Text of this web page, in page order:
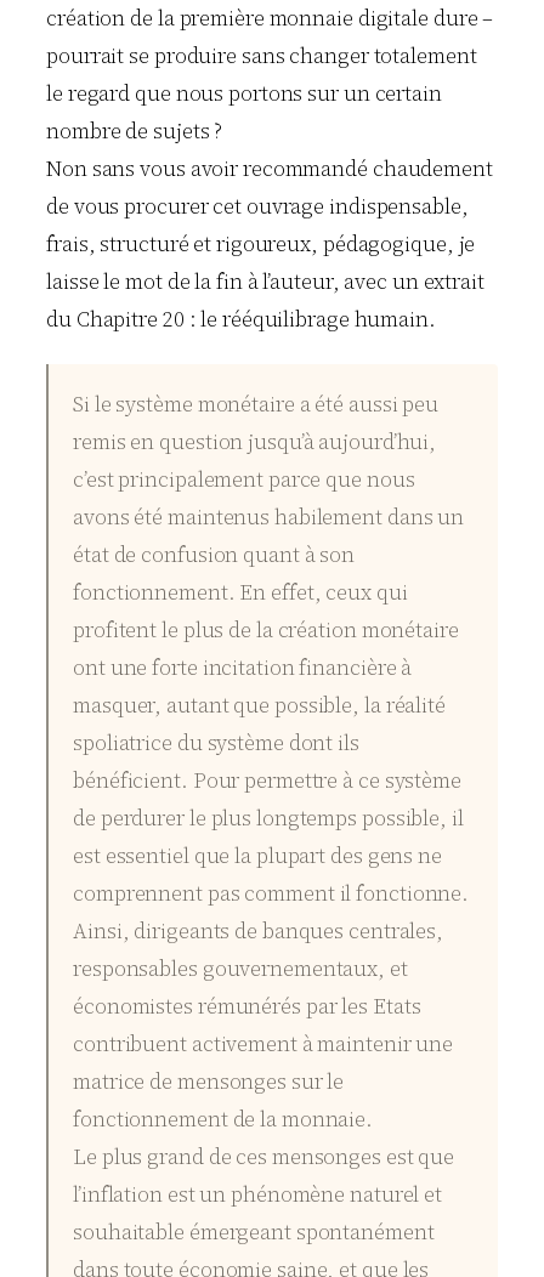
création de la première monnaie digitale dure –
pourrait se produire sans changer totalement
le regard que nous portons sur un certain
nombre de sujets ?
Non sans vous avoir recommandé chaudement
de vous procurer cet ouvrage indispensable,
frais, structuré et rigoureux, pédagogique, je
laisse le mot de la fin à l’auteur, avec un extrait
du Chapitre 20 : le rééquilibrage humain.
Si le système monétaire a été aussi peu
remis en question jusqu’à aujourd’hui,
c’est principalement parce que nous
avons été maintenus habilement dans un
état de confusion quant à son
fonctionnement. En effet, ceux qui
profitent le plus de la création monétaire
ont une forte incitation financière à
masquer, autant que possible, la réalité
spoliatrice du système dont ils
bénéficient. Pour permettre à ce système
de perdurer le plus longtemps possible, il
est essentiel que la plupart des gens ne
comprennent pas comment il fonctionne.
Ainsi, dirigeants de banques centrales,
responsables gouvernementaux, et
économistes rémunérés par les Etats
contribuent activement à maintenir une
matrice de mensonges sur le
fonctionnement de la monnaie.
Le plus grand de ces mensonges est que
l’inflation est un phénomène naturel et
souhaitable émergeant spontanément
dans toute économie saine, et que les